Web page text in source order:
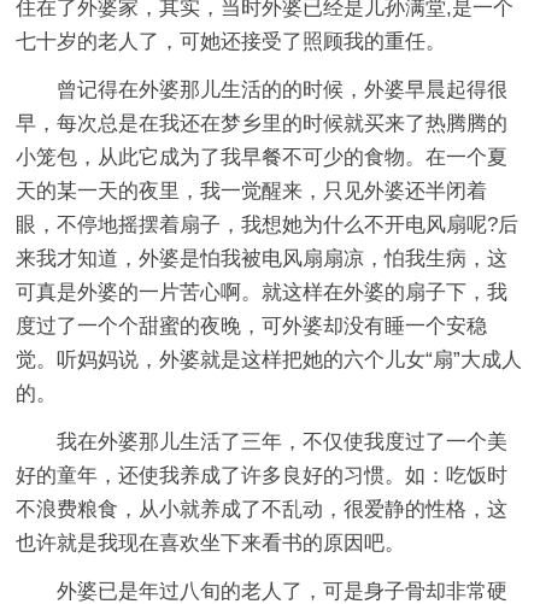
住在了外婆家，其实，当时外婆已经是儿孙满堂,是一个
七十岁的老人了，可她还接受了照顾我的重任。
曾记得在外婆那儿生活的的时候，外婆早晨起得很
早，每次总是在我还在梦乡里的时候就买来了热腾腾的
小笼包，从此它成为了我早餐不可少的食物。在一个夏
天的某一天的夜里，我一觉醒来，只见外婆还半闭着
眼，不停地摇摆着扇子，我想她为什么不开电风扇呢?后
来我才知道，外婆是怕我被电风扇扇凉，怕我生病，这
可真是外婆的一片苦心啊。就这样在外婆的扇子下，我
度过了一个个甜蜜的夜晚，可外婆却没有睡一个安稳
觉。听妈妈说，外婆就是这样把她的六个儿女“扇”大成人
的。
我在外婆那儿生活了三年，不仅使我度过了一个美
好的童年，还使我养成了许多良好的习惯。如：吃饭时
不浪费粮食，从小就养成了不乱动，很爱静的性格，这
也许就是我现在喜欢坐下来看书的原因吧。
外婆已是年过八旬的老人了，可是身子骨却非常硬